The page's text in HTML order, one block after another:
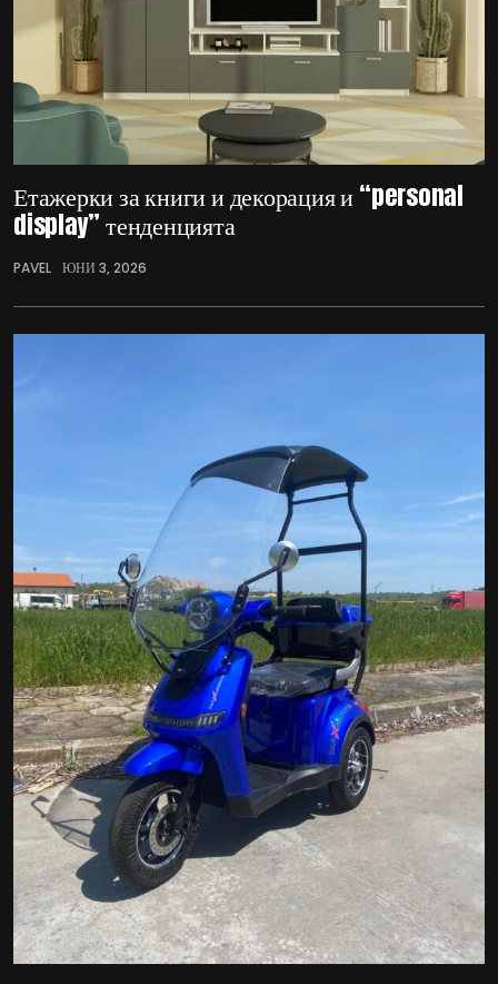
Етажерки за книги и декорация и “personal
display” тенденцията
PAVEL ЮНИ 3, 2026